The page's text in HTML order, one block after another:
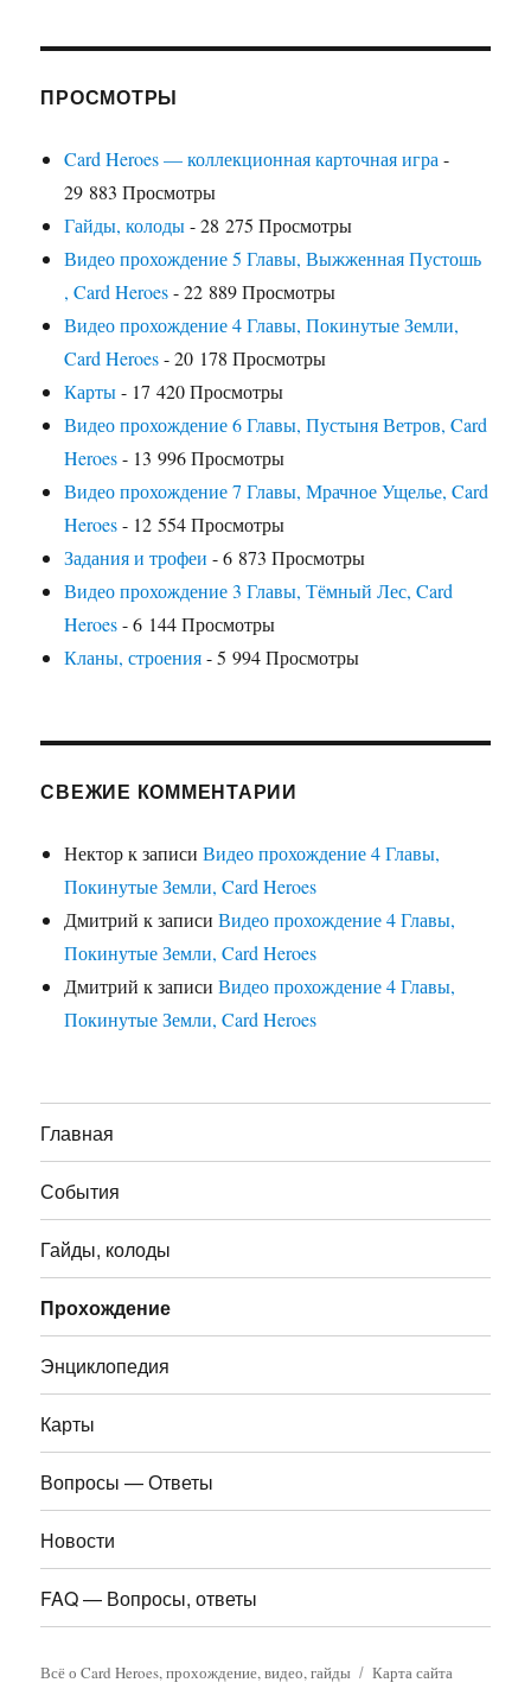
ПРОСМОТРЫ
Card Heroes — коллекционная карточная игра -
29 883 Просмотры
Гайды, колоды- 28 275 Просмотры
Видео прохождение 5 Главы, Выжженная Пустошь
, Card Heroes- 22 889 Просмотры
Видео прохождение 4 Главы, Покинутые Земли,
Card Heroes- 20 178 Просмотры
Карты- 17 420 Просмотры
Видео прохождение 6 Главы, Пустыня Ветров, Card
Heroes- 13 996 Просмотры
Видео прохождение 7 Главы, Мрачное Ущелье, Card
Heroes- 12 554 Просмотры
Задания и трофеи - 6 873 Просмотры
Видео прохождение 3 Главы, Тёмный Лес, Card
Heroes- 6 144 Просмотры
Кланы, строения- 5 994 Просмотры
СВЕЖИЕ КОММЕНТАРИИ
Некторк записиВидео прохождение 4 Главы,
Покинутые Земли, Card Heroes
Дмитрий к записиВидео прохождение 4 Главы,
Покинутые Земли, Card Heroes
Дмитрий к записиВидео прохождение 4 Главы,
Покинутые Земли, Card Heroes
Главная
События
Гайды, колоды
Прохождение
Энциклопедия
Карты
Вопросы — Ответы
Новости
FAQ — Вопросы, ответы
Всё о Card Heroes, прохождение, видео, гайды Карта сайта